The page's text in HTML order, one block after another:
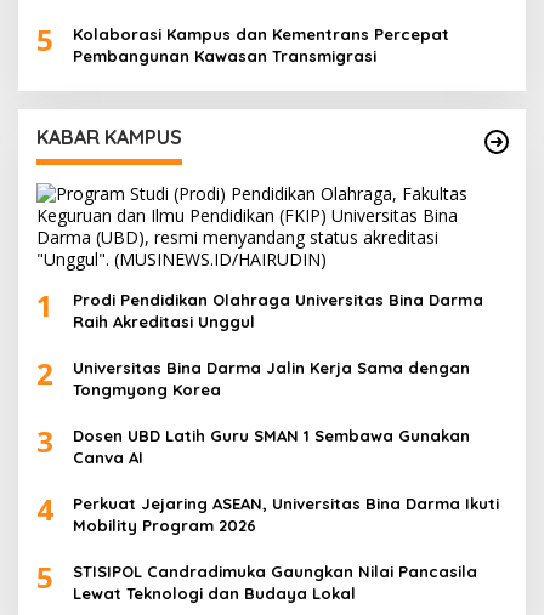
5
Kolaborasi Kampus dan Kementrans Percepat
Pembangunan Kawasan Transmigrasi
KABAR KAMPUS
1
Prodi Pendidikan Olahraga Universitas Bina Darma
Raih Akreditasi Unggul
2
Universitas Bina Darma Jalin Kerja Sama dengan
Tongmyong Korea
3
Dosen UBD Latih Guru SMAN 1 Sembawa Gunakan
Canva AI
4
Perkuat Jejaring ASEAN, Universitas Bina Darma Ikuti
Mobility Program 2026
5
STISIPOL Candradimuka Gaungkan Nilai Pancasila
Lewat Teknologi dan Budaya Lokal